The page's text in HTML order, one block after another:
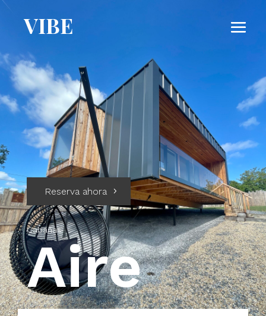
VIBE
Reserva ahora
Cabañas
Aire